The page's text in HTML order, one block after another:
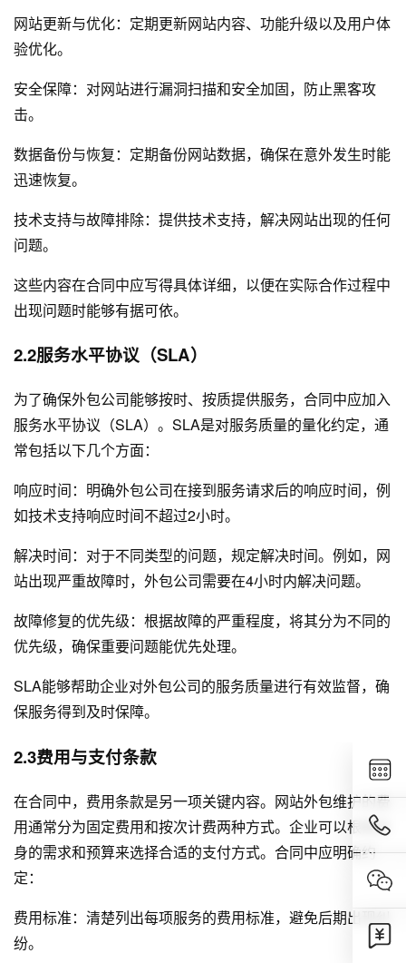
网站更新与优化：定期更新网站内容、功能升级以及用户体
验优化。
安全保障：对网站进行漏洞扫描和安全加固，防止黑客攻
击。
数据备份与恢复：定期备份网站数据，确保在意外发生时能
迅速恢复。
技术支持与故障排除：提供技术支持，解决网站出现的任何
问题。
这些内容在合同中应写得具体详细，以便在实际合作过程中
出现问题时能够有据可依。
2.2服务水平协议（SLA）
为了确保外包公司能够按时、按质提供服务，合同中应加入
服务水平协议（SLA）。SLA是对服务质量的量化约定，通
常包括以下几个方面：
响应时间：明确外包公司在接到服务请求后的响应时间，例
如技术支持响应时间不超过2小时。
解决时间：对于不同类型的问题，规定解决时间。例如，网
站出现严重故障时，外包公司需要在4小时内解决问题。
故障修复的优先级：根据故障的严重程度，将其分为不同的
优先级，确保重要问题能优先处理。
SLA能够帮助企业对外包公司的服务质量进行有效监督，确
保服务得到及时保障。
2.3费用与支付条款
在合同中，费用条款是另一项关键内容。网站外包维护的费
用通常分为固定费用和按次计费两种方式。企业可以根据自
身的需求和预算来选择合适的支付方式。合同中应明确约
定：
费用标准：清楚列出每项服务的费用标准，避免后期出现纠
纷。